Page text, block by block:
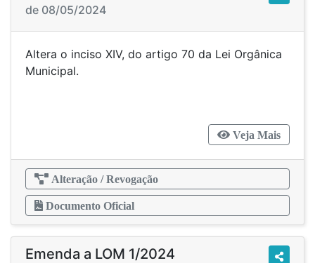
de 08/05/2024
Altera o inciso XIV, do artigo 70 da Lei Orgânica
Municipal.
Veja Mais
Alteração / Revogação
Documento Oficial
Emenda a LOM 1/2024